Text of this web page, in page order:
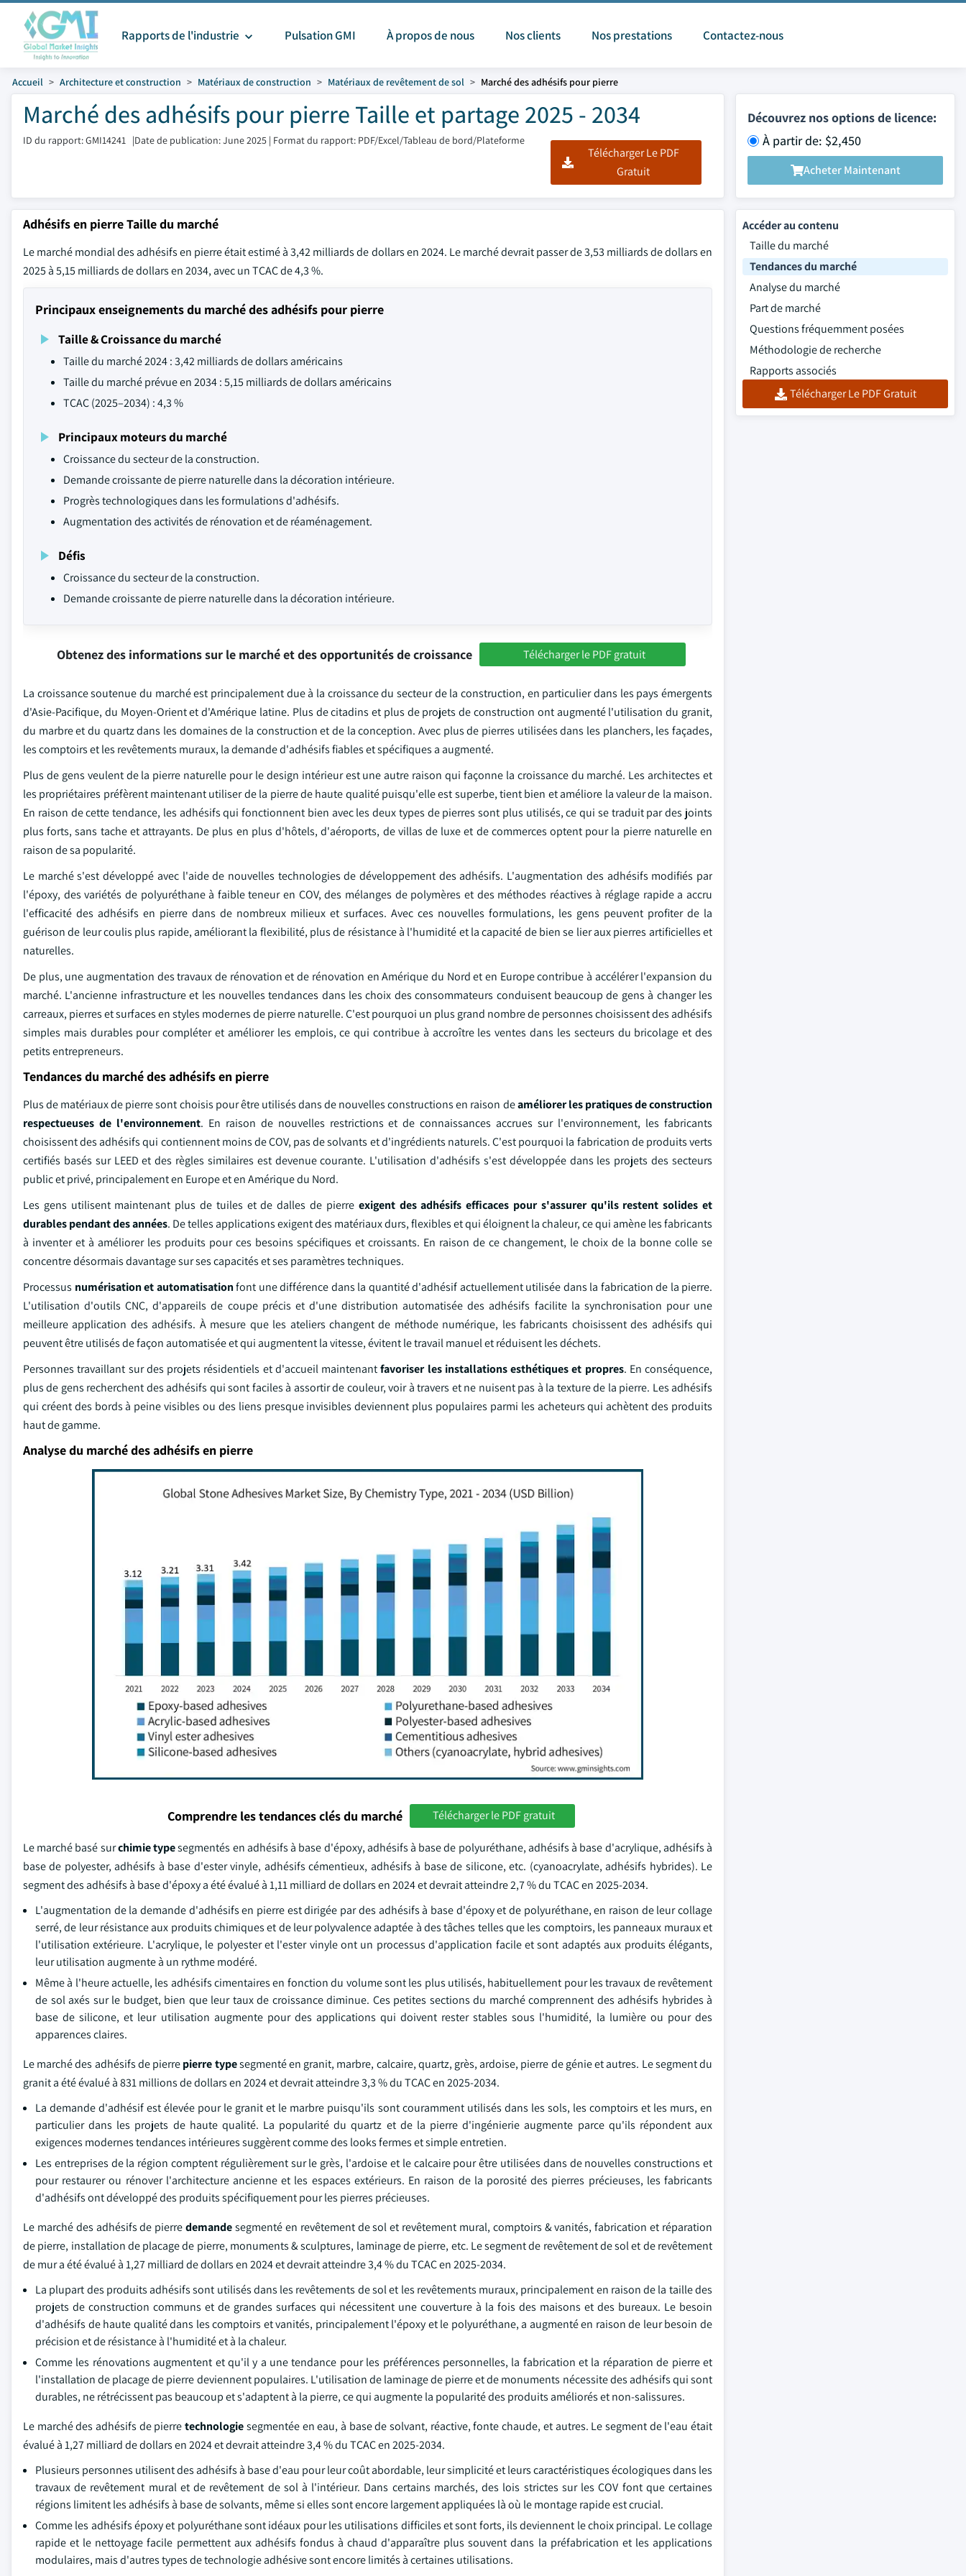
Rapports de l'industrie Pulsation GMI À propos de nous Nos clients Nos prestations Contactez-nous
Accueil Architecture et construction Matériaux de construction Matériaux de revêtement de sol Marché des adhésifs pour pierre
Marché des adhésifs pour pierre Taille et partage 2025 - 2034
ID du rapport: GMI14241 |Date de publication: June 2025 | Format du rapport: PDF/Excel/Tableau de bord/Plateforme
Télécharger Le PDF
Gratuit
Découvrez nos options de licence:
À partir de: $2,450
Acheter Maintenant
Adhésifs en pierre Taille du marché
Le marché mondial des adhésifs en pierre était estimé à 3,42 milliards de dollars en 2024. Le marché devrait passer de 3,53 milliards de dollars en
2025 à 5,15 milliards de dollars en 2034, avec un TCAC de 4,3 %.
Principaux enseignements du marché des adhésifs pour pierre
Taille & Croissance du marché
Taille du marché 2024 : 3,42 milliards de dollars américains
Taille du marché prévue en 2034 : 5,15 milliards de dollars américains
TCAC (2025–2034) : 4,3 %
Principaux moteurs du marché
Croissance du secteur de la construction.
Demande croissante de pierre naturelle dans la décoration intérieure.
Progrès technologiques dans les formulations d'adhésifs.
Augmentation des activités de rénovation et de réaménagement.
Défis
Croissance du secteur de la construction.
Demande croissante de pierre naturelle dans la décoration intérieure.
Obtenez des informations sur le marché et des opportunités de croissance Télécharger le PDF gratuit
La croissance soutenue du marché est principalement due à la croissance du secteur de la construction, en particulier dans les pays émergents
d'Asie-Pacifique, du Moyen-Orient et d'Amérique latine. Plus de citadins et plus de projets de construction ont augmenté l'utilisation du granit,
du marbre et du quartz dans les domaines de la construction et de la conception. Avec plus de pierres utilisées dans les planchers, les façades,
les comptoirs et les revêtements muraux, la demande d'adhésifs fiables et spécifiques a augmenté.
Plus de gens veulent de la pierre naturelle pour le design intérieur est une autre raison qui façonne la croissance du marché. Les architectes et
les propriétaires préfèrent maintenant utiliser de la pierre de haute qualité puisqu'elle est superbe, tient bien et améliore la valeur de la maison.
En raison de cette tendance, les adhésifs qui fonctionnent bien avec les deux types de pierres sont plus utilisés, ce qui se traduit par des joints
plus forts, sans tache et attrayants. De plus en plus d'hôtels, d'aéroports, de villas de luxe et de commerces optent pour la pierre naturelle en
raison de sa popularité.
Le marché s'est développé avec l'aide de nouvelles technologies de développement des adhésifs. L'augmentation des adhésifs modifiés par
l'époxy, des variétés de polyuréthane à faible teneur en COV, des mélanges de polymères et des méthodes réactives à réglage rapide a accru
l'efficacité des adhésifs en pierre dans de nombreux milieux et surfaces. Avec ces nouvelles formulations, les gens peuvent profiter de la
guérison de leur coulis plus rapide, améliorant la flexibilité, plus de résistance à l'humidité et la capacité de bien se lier aux pierres artificielles et
naturelles.
De plus, une augmentation des travaux de rénovation et de rénovation en Amérique du Nord et en Europe contribue à accélérer l'expansion du
marché. L'ancienne infrastructure et les nouvelles tendances dans les choix des consommateurs conduisent beaucoup de gens à changer les
carreaux, pierres et surfaces en styles modernes de pierre naturelle. C'est pourquoi un plus grand nombre de personnes choisissent des adhésifs
simples mais durables pour compléter et améliorer les emplois, ce qui contribue à accroître les ventes dans les secteurs du bricolage et des
petits entrepreneurs.
Tendances du marché des adhésifs en pierre
Plus de matériaux de pierre sont choisis pour être utilisés dans de nouvelles constructions en raison deaméliorer les pratiques de construction
respectueuses de l'environnement. En raison de nouvelles restrictions et de connaissances accrues sur l'environnement, les fabricants
choisissent des adhésifs qui contiennent moins de COV, pas de solvants et d'ingrédients naturels. C'est pourquoi la fabrication de produits verts
certifiés basés sur LEED et des règles similaires est devenue courante. L'utilisation d'adhésifs s'est développée dans les projets des secteurs
public et privé, principalement en Europe et en Amérique du Nord.
Les gens utilisent maintenant plus de tuiles et de dalles de pierre exigent des adhésifs efficaces pour s'assurer qu'ils restent solides et
durables pendant des années. De telles applications exigent des matériaux durs, flexibles et qui éloignent la chaleur, ce qui amène les fabricants
à inventer et à améliorer les produits pour ces besoins spécifiques et croissants. En raison de ce changement, le choix de la bonne colle se
concentre désormais davantage sur ses capacités et ses paramètres techniques.
Processus numérisation et automatisationfont une différence dans la quantité d'adhésif actuellement utilisée dans la fabrication de la pierre.
L'utilisation d'outils CNC, d'appareils de coupe précis et d'une distribution automatisée des adhésifs facilite la synchronisation pour une
meilleure application des adhésifs. À mesure que les ateliers changent de méthode numérique, les fabricants choisissent des adhésifs qui
peuvent être utilisés de façon automatisée et qui augmentent la vitesse, évitent le travail manuel et réduisent les déchets.
Personnes travaillant sur des projets résidentiels et d'accueil maintenantfavoriser les installations esthétiques et propres. En conséquence,
plus de gens recherchent des adhésifs qui sont faciles à assortir de couleur, voir à travers et ne nuisent pas à la texture de la pierre. Les adhésifs
qui créent des bords à peine visibles ou des liens presque invisibles deviennent plus populaires parmi les acheteurs qui achètent des produits
haut de gamme.
Analyse du marché des adhésifs en pierre
Comprendre les tendances clés du marché Télécharger le PDF gratuit
Le marché basé surchimietypesegmentés en adhésifs à base d'époxy, adhésifs à base de polyuréthane, adhésifs à base d'acrylique, adhésifs à
base de polyester, adhésifs à base d'ester vinyle, adhésifs cémentieux, adhésifs à base de silicone, etc. (cyanoacrylate, adhésifs hybrides). Le
segment des adhésifs à base d'époxy a été évalué à 1,11 milliard de dollars en 2024 et devrait atteindre 2,7 % du TCAC en 2025-2034.
L'augmentation de la demande d'adhésifs en pierre est dirigée par des adhésifs à base d'époxy et de polyuréthane, en raison de leur collage
serré, de leur résistance aux produits chimiques et de leur polyvalence adaptée à des tâches telles que les comptoirs, les panneaux muraux et
l'utilisation extérieure. L'acrylique, le polyester et l'ester vinyle ont un processus d'application facile et sont adaptés aux produits élégants,
leur utilisation augmente à un rythme modéré.
Même à l'heure actuelle, les adhésifs cimentaires en fonction du volume sont les plus utilisés, habituellement pour les travaux de revêtement
de sol axés sur le budget, bien que leur taux de croissance diminue. Ces petites sections du marché comprennent des adhésifs hybrides à
base de silicone, et leur utilisation augmente pour des applications qui doivent rester stables sous l'humidité, la lumière ou pour des
apparences claires.
Le marché des adhésifs de pierrepierretypesegmenté en granit, marbre, calcaire, quartz, grès, ardoise, pierre de génie et autres. Le segment du
granit a été évalué à 831 millions de dollars en 2024 et devrait atteindre 3,3 % du TCAC en 2025-2034.
La demande d'adhésif est élevée pour le granit et le marbre puisqu'ils sont couramment utilisés dans les sols, les comptoirs et les murs, en
particulier dans les projets de haute qualité. La popularité du quartz et de la pierre d'ingénierie augmente parce qu'ils répondent aux
exigences modernes tendances intérieures suggèrent comme des looks fermes et simple entretien.
Les entreprises de la région comptent régulièrement sur le grès, l'ardoise et le calcaire pour être utilisées dans de nouvelles constructions et
pour restaurer ou rénover l'architecture ancienne et les espaces extérieurs. En raison de la porosité des pierres précieuses, les fabricants
d'adhésifs ont développé des produits spécifiquement pour les pierres précieuses.
Le marché des adhésifs de pierredemandesegmenté en revêtement de sol et revêtement mural, comptoirs & vanités, fabrication et réparation
de pierre, installation de placage de pierre, monuments & sculptures, laminage de pierre, etc. Le segment de revêtement de sol et de revêtement
de mur a été évalué à 1,27 milliard de dollars en 2024 et devrait atteindre 3,4 % du TCAC en 2025-2034.
La plupart des produits adhésifs sont utilisés dans les revêtements de sol et les revêtements muraux, principalement en raison de la taille des
projets de construction communs et de grandes surfaces qui nécessitent une couverture à la fois des maisons et des bureaux. Le besoin
d'adhésifs de haute qualité dans les comptoirs et vanités, principalement l'époxy et le polyuréthane, a augmenté en raison de leur besoin de
précision et de résistance à l'humidité et à la chaleur.
Comme les rénovations augmentent et qu'il y a une tendance pour les préférences personnelles, la fabrication et la réparation de pierre et
l'installation de placage de pierre deviennent populaires. L'utilisation de laminage de pierre et de monuments nécessite des adhésifs qui sont
durables, ne rétrécissent pas beaucoup et s'adaptent à la pierre, ce qui augmente la popularité des produits améliorés et non-salissures.
Le marché des adhésifs de pierretechnologiesegmentée en eau, à base de solvant, réactive, fonte chaude, et autres. Le segment de l'eau était
évalué à 1,27 milliard de dollars en 2024 et devrait atteindre 3,4 % du TCAC en 2025-2034.
Plusieurs personnes utilisent des adhésifs à base d'eau pour leur coût abordable, leur simplicité et leurs caractéristiques écologiques dans les
travaux de revêtement mural et de revêtement de sol à l'intérieur. Dans certains marchés, des lois strictes sur les COV font que certaines
régions limitent les adhésifs à base de solvants, même si elles sont encore largement appliquées là où le montage rapide est crucial.
Comme les adhésifs époxy et polyuréthane sont idéaux pour les utilisations difficiles et sont forts, ils deviennent le choix principal. Le collage
rapide et le nettoyage facile permettent aux adhésifs fondus à chaud d'apparaître plus souvent dans la préfabrication et les applications
modulaires, mais d'autres types de technologie adhésive sont encore limités à certaines utilisations.
Accéder au contenu
Taille du marché
Tendances du marché
Analyse du marché
Part de marché
Questions fréquemment posées
Méthodologie de recherche
Rapports associés
Télécharger Le PDF Gratuit